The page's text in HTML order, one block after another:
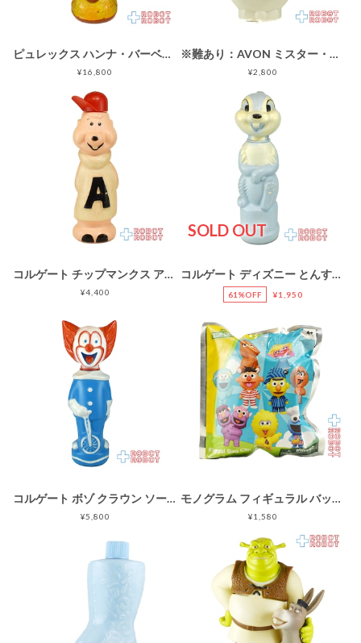
ピュレックス ハンナ・バーベラ 秘密探偵クルクル / モコモコ ソーキー バブルバスボトル フィギュア
¥16,800
※難あり：AVON ミスター・メニー・ムーズ シャンプーボトル
¥2,800
コルゲート チップマンクス アルビン ソーキー ボトル フィギュア
¥4,400
SOLD OUT
コルゲート ディズニー とんすけ (バンビ) ソーキー シャンプー バブルバスボトル フィギュア ※難有り
61%OFF ¥1,950
コルゲート ボゾ クラウン ソーキー バブルバス シャンプーボトル
¥5,800
モノグラム フィギュラル バッグ クリップ セサミストリート シリーズ3 1パック 未開封
¥1,580